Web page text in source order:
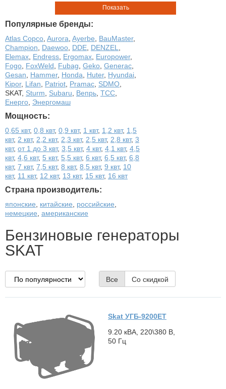
Показать
Популярные бренды:
Atlas Copco Aurora Ayerbe BauMaster,
Champion
Daewoo DDE DENZEL
Elemax Endress Ergomax Europower,
Fogo FoxWeld Fubag Geko Generac
Gesan
Hammer, Honda Huter, Hyundai
Kipor, Lifan Patriot Pramac SDMO
SKAT, Sturm Subaru Вепрь ТСС
Енерго Энергомаш
Мощность:
0,65 квт, 0,8 квт, 0,9 квт, 1 квт, 1,2 квт, 1,5
квт, 2 квт, 2,2 квт, 2,3 квт, 2,5 квт, 2,8 квт, 3
квт, от 1 до 3 квт, 3,5 квт, 4 квт, 4,1 квт, 4,5
квт, 4,6 квт, 5 квт, 5,5 квт, 6 квт, 6,5 квт, 6,8
квт, 7 квт, 7,5 квт, 8 квт, 8,5 квт, 9 квт, 10
квт, 11 квт, 12 квт, 13 квт, 15 квт, 16 квт
Страна производитель:
японские китайские российские
немецкие американские
Бензиновые генераторы
SKAT
Все Со скидкой
Skat УГБ-9200ЕT
9.20 кВА, 220\380 В,
50 Гц